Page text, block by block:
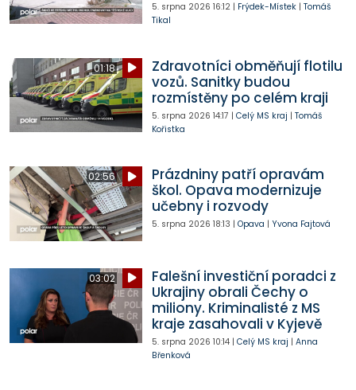
5. srpna 2026 16:12| Frýdek-Místek| Tomáš
Tikal
01:18
Zdravotníci obměňují flotilu
vozů. Sanitky budou
rozmístěny po celém kraji
5. srpna 2026 14:17 | Celý MS kraj | Tomáš
Kořistka
02:56
Prázdniny patří opravám
škol. Opava modernizuje
učebny i rozvody
5. srpna 2026 18:13 | Opava | Yvona Fajtová
03:02
Falešní investiční poradci z
Ukrajiny obrali Čechy o
miliony. Kriminalisté z MS
kraje zasahovali v Kyjevě
5. srpna 2026 10:14| Celý MS kraj | Anna
Břenková